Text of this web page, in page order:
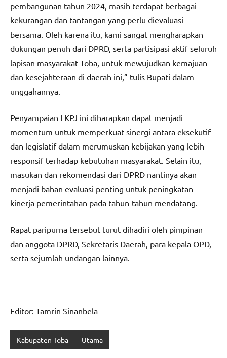
pembangunan tahun 2024, masih terdapat berbagai
kekurangan dan tantangan yang perlu dievaluasi
bersama. Oleh karena itu, kami sangat mengharapkan
dukungan penuh dari DPRD, serta partisipasi aktif seluruh
lapisan masyarakat Toba, untuk mewujudkan kemajuan
dan kesejahteraan di daerah ini,” tulis Bupati dalam
unggahannya.
Penyampaian LKPJ ini diharapkan dapat menjadi
momentum untuk memperkuat sinergi antara eksekutif
dan legislatif dalam merumuskan kebijakan yang lebih
responsif terhadap kebutuhan masyarakat. Selain itu,
masukan dan rekomendasi dari DPRD nantinya akan
menjadi bahan evaluasi penting untuk peningkatan
kinerja pemerintahan pada tahun-tahun mendatang.
Rapat paripurna tersebut turut dihadiri oleh pimpinan
dan anggota DPRD, Sekretaris Daerah, para kepala OPD,
serta sejumlah undangan lainnya.
Editor: Tamrin Sinanbela
Kabupaten Toba Utama